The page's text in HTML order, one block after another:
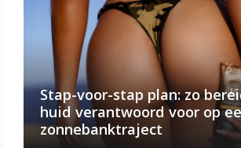
Stap-voor-stap plan: zo
huid verantwoord voor op
zonnebanktraject